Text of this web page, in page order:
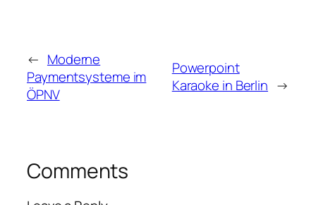
← Moderne
Paymentsysteme im
ÖPNV
Powerpoint
Karaoke in Berlin →
Comments